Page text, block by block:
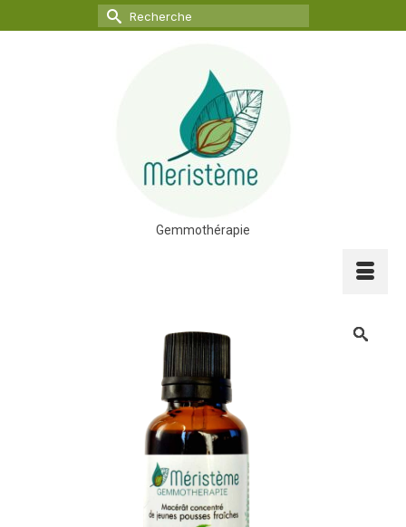
Rechercher :
Gemmothérapie